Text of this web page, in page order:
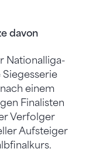
davon
Nationalliga-
Siegesserie
einem
Finalisten
Verfolger
Aufsteiger